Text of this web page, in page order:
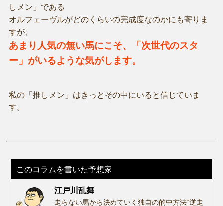
しメン」である
オルフェーヴルがどのくらいの完成度なのかにも寄りま
すが、
あまり人気の無い馬にこそ、「次世代のスタ
ー」がいるような気がします。
私の「推しメン」はきっとその中にいると信じていま
す。
このコラムを書いた予想家
江戸川乱舞
走らない馬から決めていく独自の的中方法“逆走